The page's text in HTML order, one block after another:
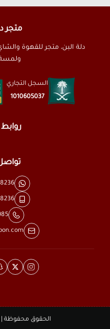
متجر
دلة البن، متجر للقهوة
السجل التجاري
1010605037
الحقوق محفوظة | 2026